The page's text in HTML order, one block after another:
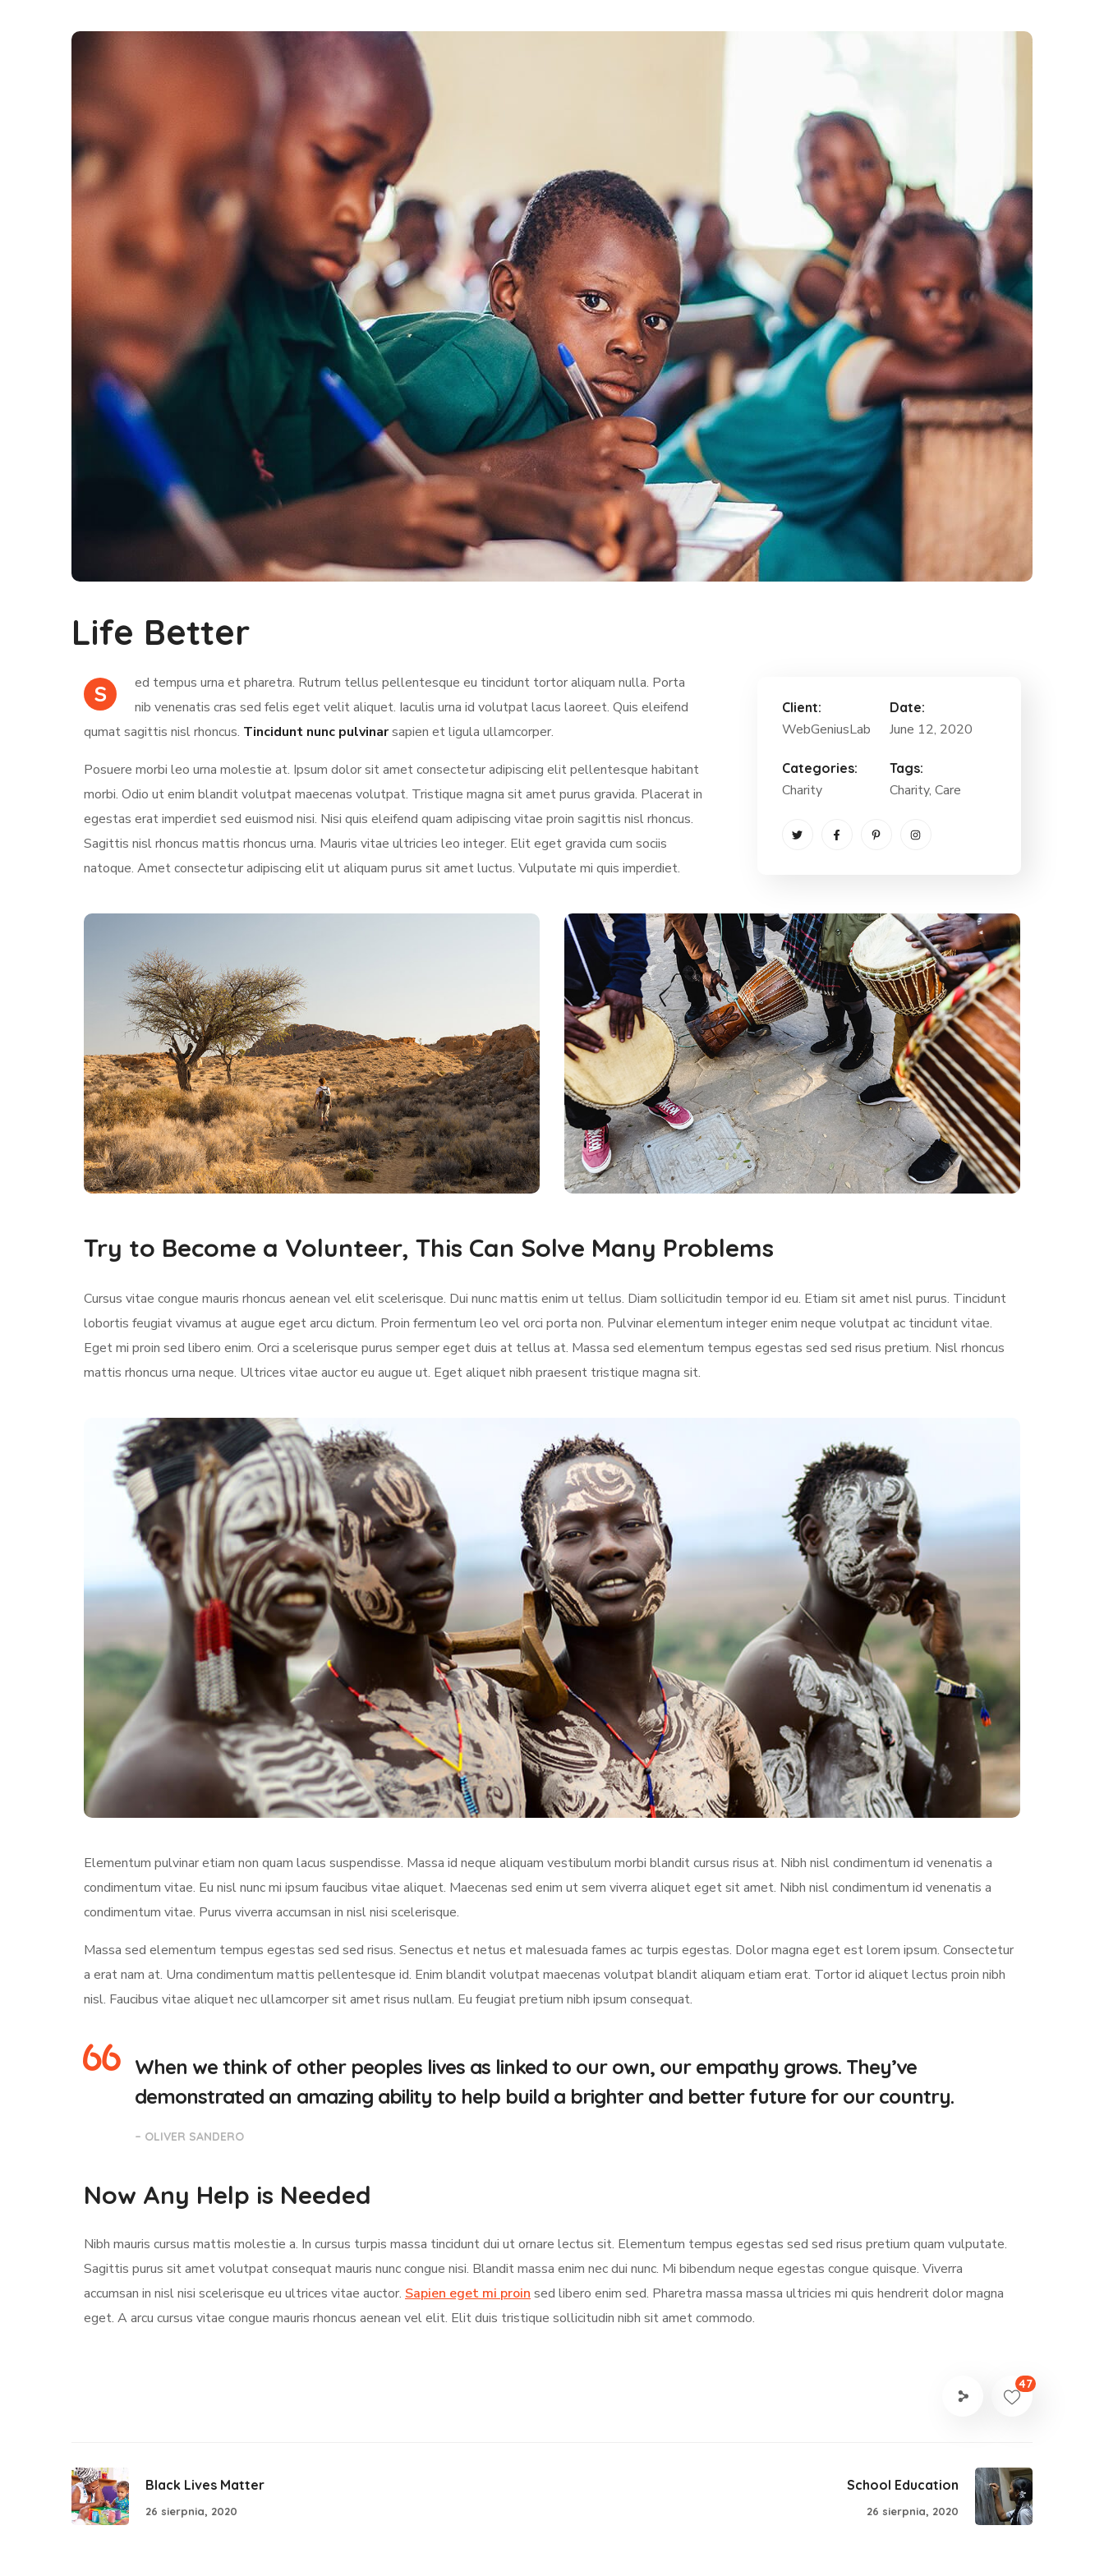
Life Better
S
ed tempus urna et pharetra. Rutrum tellus pellentesque eu tincidunt tortor aliquam nulla. Porta
nib venenatis cras sed felis eget velit aliquet. Iaculis urna id volutpat lacus laoreet. Quis eleifend
qumat sagittis nisl rhoncus. Tincidunt nunc pulvinarsapien et ligula ullamcorper.
Posuere morbi leo urna molestie at. Ipsum dolor sit amet consectetur adipiscing elit pellentesque habitant
morbi. Odio ut enim blandit volutpat maecenas volutpat. Tristique magna sit amet purus gravida. Placerat in
egestas erat imperdiet sed euismod nisi. Nisi quis eleifend quam adipiscing vitae proin sagittis nisl rhoncus.
Sagittis nisl rhoncus mattis rhoncus urna. Mauris vitae ultricies leo integer. Elit eget gravida cum sociis
natoque. Amet consectetur adipiscing elit ut aliquam purus sit amet luctus. Vulputate mi quis imperdiet.
Client:
WebGeniusLab
Date:
June 12, 2020
Categories:
Charity
Tags:
Charity, Care
Try to Become a Volunteer, This Can Solve Many Problems
Cursus vitae congue mauris rhoncus aenean vel elit scelerisque. Dui nunc mattis enim ut tellus. Diam sollicitudin tempor id eu. Etiam sit amet nisl purus. Tincidunt
lobortis feugiat vivamus at augue eget arcu dictum. Proin fermentum leo vel orci porta non. Pulvinar elementum integer enim neque volutpat ac tincidunt vitae.
Eget mi proin sed libero enim. Orci a scelerisque purus semper eget duis at tellus at. Massa sed elementum tempus egestas sed sed risus pretium. Nisl rhoncus
mattis rhoncus urna neque. Ultrices vitae auctor eu augue ut. Eget aliquet nibh praesent tristique magna sit.
Elementum pulvinar etiam non quam lacus suspendisse. Massa id neque aliquam vestibulum morbi blandit cursus risus at. Nibh nisl condimentum id venenatis a
condimentum vitae. Eu nisl nunc mi ipsum faucibus vitae aliquet. Maecenas sed enim ut sem viverra aliquet eget sit amet. Nibh nisl condimentum id venenatis a
condimentum vitae. Purus viverra accumsan in nisl nisi scelerisque.
Massa sed elementum tempus egestas sed sed risus. Senectus et netus et malesuada fames ac turpis egestas. Dolor magna eget est lorem ipsum. Consectetur
a erat nam at. Urna condimentum mattis pellentesque id. Enim blandit volutpat maecenas volutpat blandit aliquam etiam erat. Tortor id aliquet lectus proin nibh
nisl. Faucibus vitae aliquet nec ullamcorper sit amet risus nullam. Eu feugiat pretium nibh ipsum consequat.
When we think of other peoples lives as linked to our own, our empathy grows. They’ve
demonstrated an amazing ability to help build a brighter and better future for our country.
– OLIVER SANDERO
Now Any Help is Needed
Nibh mauris cursus mattis molestie a. In cursus turpis massa tincidunt dui ut ornare lectus sit. Elementum tempus egestas sed sed risus pretium quam vulputate.
Sagittis purus sit amet volutpat consequat mauris nunc congue nisi. Blandit massa enim nec dui nunc. Mi bibendum neque egestas congue quisque. Viverra
accumsan in nisl nisi scelerisque eu ultrices vitae auctor. Sapien eget mi proin sed libero enim sed. Pharetra massa massa ultricies mi quis hendrerit dolor magna
eget. A arcu cursus vitae congue mauris rhoncus aenean vel elit. Elit duis tristique sollicitudin nibh sit amet commodo.
47
Black Lives Matter
26 sierpnia, 2020
School Education
26 sierpnia, 2020